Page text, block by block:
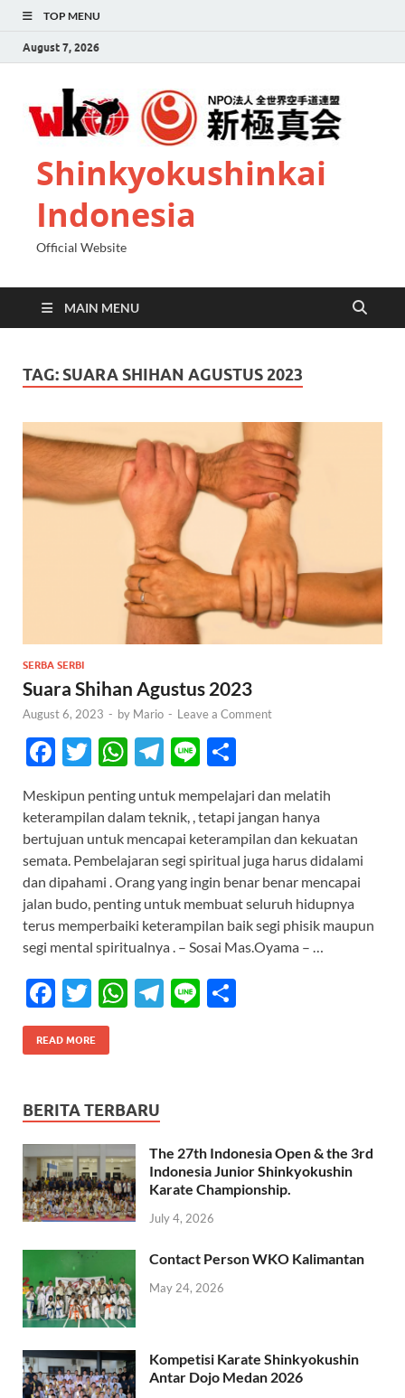
TOP MENU
August 7, 2026
Shinkyokushinkai
Indonesia
Official Website
MAIN MENU
TAG: SUARA SHIHAN AGUSTUS 2023
SERBA SERBI
Suara Shihan Agustus 2023
August 6, 2023 - by Mario - Leave a Comment
F
e
b
o
o
k
T
itt
er
W
at
s
A
p
p
T
e
gr
a
m
Li
e ar
e
Meskipun penting untuk mempelajari dan melatih
keterampilan dalam teknik, , tetapi jangan hanya
bertujuan untuk mencapai keterampilan dan kekuatan
semata. Pembelajaran segi spiritual juga harus didalami
dan dipahami . Orang yang ingin benar benar mencapai
jalan budo, penting untuk membuat seluruh hidupnya
terus memperbaiki keterampilan baik segi phisik maupun
segi mental spiritualnya . – Sosai Mas.Oyama – …
F
ac
e
o
o
k
T
w
itt
W
A
p
p
T
Li
READ MORE
BERITA TERBARU
The 27th Indonesia Open & the 3rd
Indonesia Junior Shinkyokushin
Karate Championship.
July 4, 2026
Contact Person WKO Kalimantan
May 24, 2026
Kompetisi Karate Shinkyokushin
Antar Dojo Medan 2026